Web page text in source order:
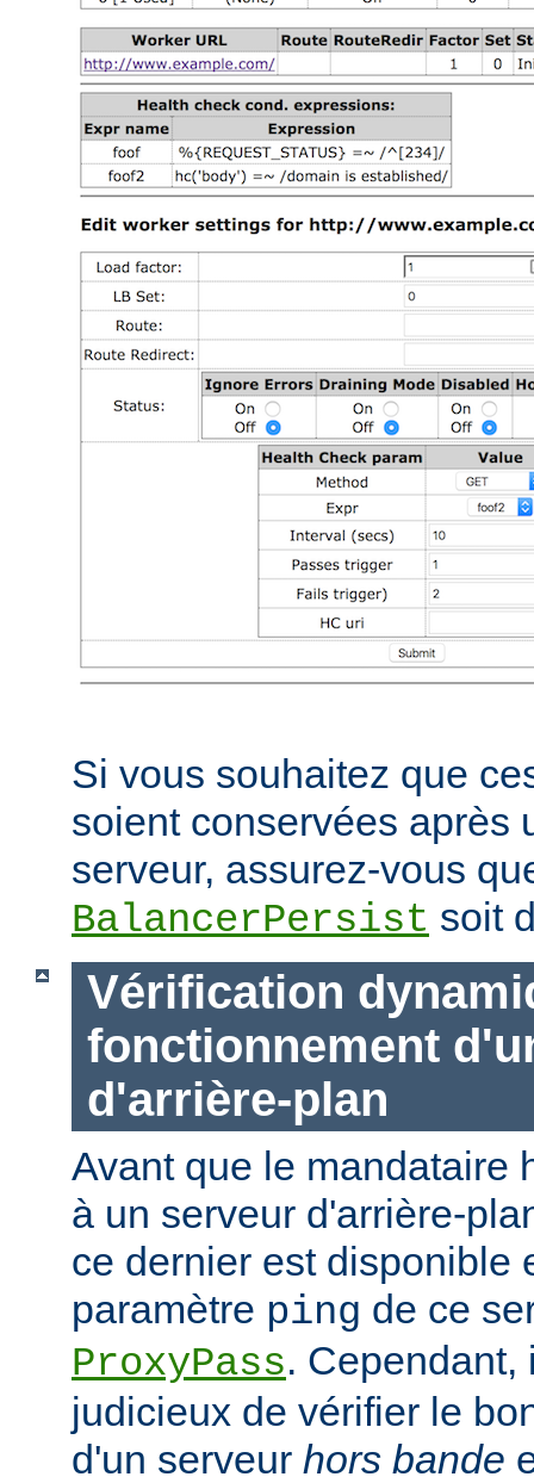
Si vous souhaitez que
soient conservées après
serveur, assurez-vous
BalancerPersist soit
Vérification
fonctionnement
d'arrière-plan
Avant que le mandataire
à un serveur d'arrière-
ce dernier est disponible
paramètre ping de ce
ProxyPass. Cependant,
judicieux de vérifier le
d'un serveur hors bande